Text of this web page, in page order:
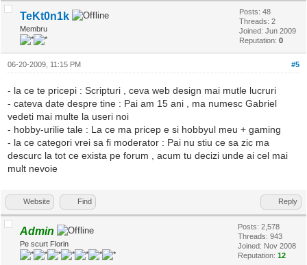
TeKt0n1k
Membru
Posts: 48
Threads: 2
Joined: Jun 2009
Reputation: 0
#5
06-20-2009, 11:15 PM
- la ce te pricepi : Scripturi , ceva web design mai mutle lucruri
- cateva date despre tine : Pai am 15 ani , ma numesc Gabriel
vedeti mai multe la useri noi
- hobby-urilie tale : La ce ma pricep e si hobbyul meu + gaming
- la ce categori vrei sa fi moderator : Pai nu stiu ce sa zic ma
descurc la tot ce exista pe forum , acum tu decizi unde ai cel mai
mult nevoie
Website Find Reply
Admin
Pe scurt Florin
Posts: 2,578
Threads: 943
Joined: Nov 2008
Reputation: 12